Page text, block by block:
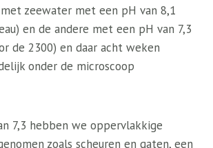
zeewater met een pH van 8,1
en de andere met een pH van 7,3
de 2300) en daar acht weken
onder de microscoop
7,3 hebben we oppervlakkige
zoals scheuren en gaten, een